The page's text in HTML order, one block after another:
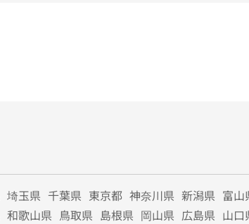
埼玉県 千葉県 東京都 神奈川県 新潟県 富山
和歌山県 鳥取県 島根県 岡山県 広島県 山口